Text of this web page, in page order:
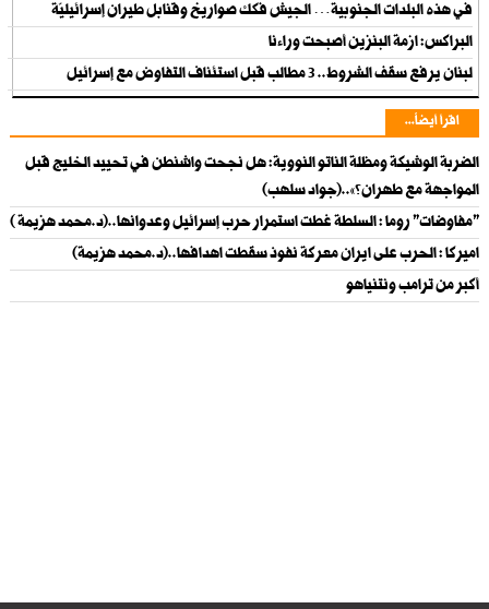
في هذه البلدات الجنوبية… الجيش فكك صواريخ وقنابل طيران إسرائيليّة
البراكس: ازمة البنزين أصبحت وراءنا
لبنان يرفع سقف الشروط.. 3 مطالب قبل استئناف التفاوض مع إسرائيل
اقرأ أيضاً...
الضربة الوشيكة ومظلة الناتو النووية: هل نجحت واشنطن في تحييد الخليج قبل
المواجهة مع طهران؟»..(جواد سلهب)
"مفاوضات" روما : السلطة غطت استمرار حرب إسرائيل وعدوانها..(د.محمد هزيمة )
اميركا : الحرب على ايران معركة نفوذ سقطت اهدافها..(د.محمد هزيمة)
أكبر من ترامب ونتنياهو